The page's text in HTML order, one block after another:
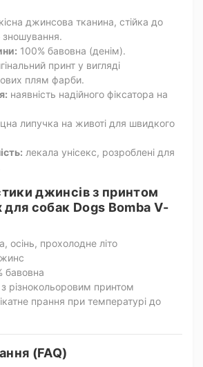
джинсова тканина, стійка до
зношування.
100% бавовна (денім).
принт у вигляді
плям фарби.
наявність надійного фіксатора на
липучка на животі для швидкого
лекала унісекс, розроблені для
джинсів з принтом
для собак Dogs Bomba V-
осінь, прохолодне літо
бавовна
з різнокольоровим принтом
прання при температурі до
(FAQ)